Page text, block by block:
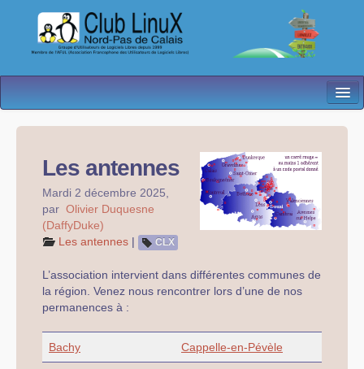
Contact
Les antennes
Espace membres
Les antennes
Mardi 2 décembre 2025
par Olivier Duquesne
(DaffyDuke)
Les antennes | CLX
L’association intervient dans différentes communes de
la région. Venez nous rencontrer lors d’une de nos
permanences à :
Bachy Cappelle-en-Pévèle